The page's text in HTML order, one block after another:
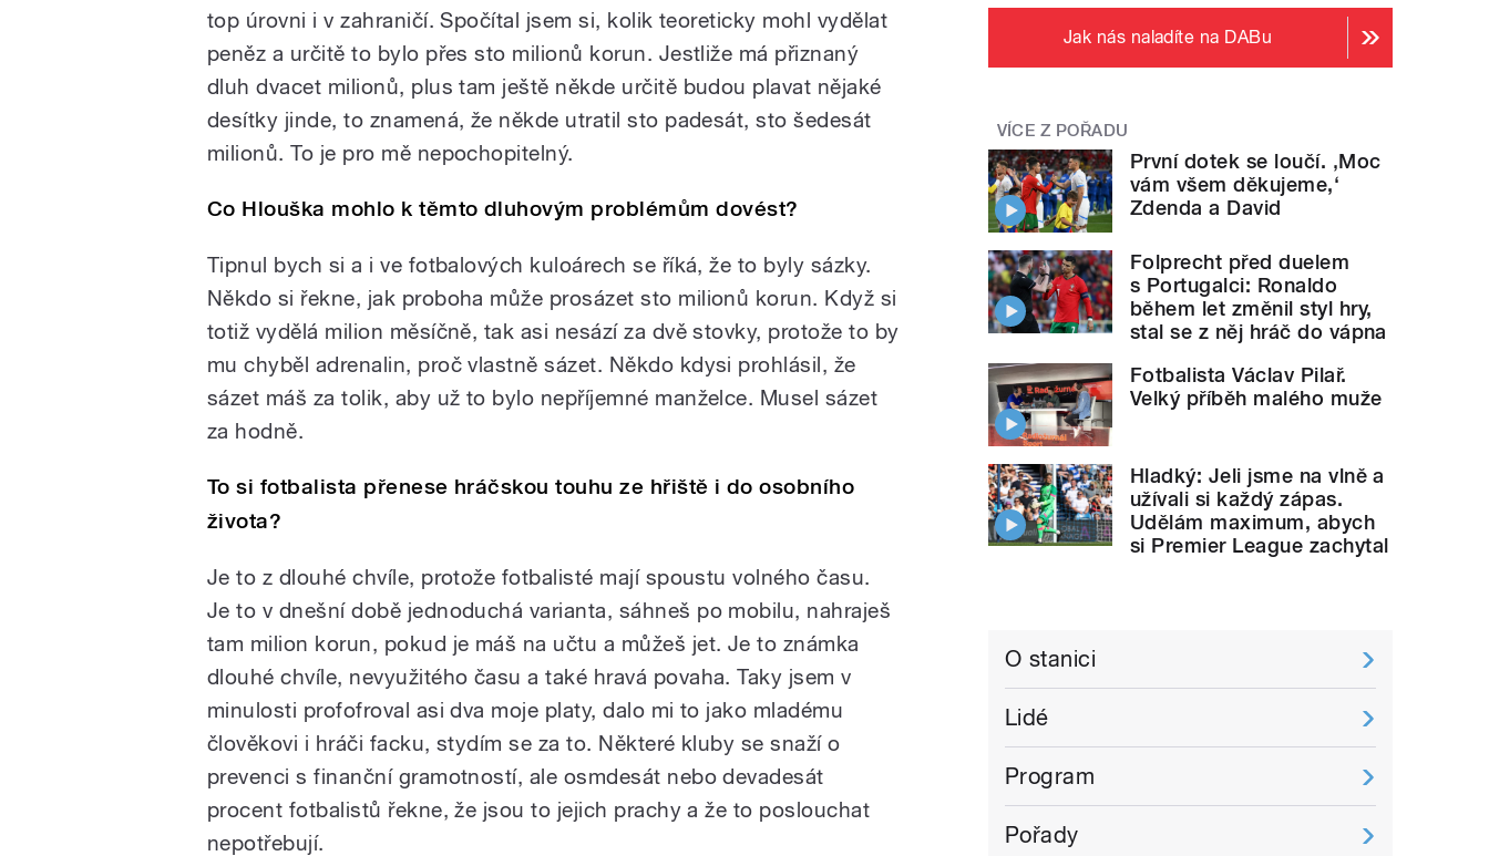
top úrovni i v zahraničí. Spočítal jsem si, kolik teoreticky mohl vydělat
peněz a určitě to bylo přes sto milionů korun. Jestliže má přiznaný
dluh dvacet milionů, plus tam ještě někde určitě budou plavat nějaké
desítky jinde, to znamená, že někde utratil sto padesát, sto šedesát
milionů. To je pro mě nepochopitelný.
Co Hlouška mohlo k těmto dluhovým problémům dovést?
Tipnul bych si a i ve fotbalových kuloárech se říká, že to byly sázky.
Někdo si řekne, jak proboha může prosázet sto milionů korun. Když si
totiž vydělá milion měsíčně, tak asi nesází za dvě stovky, protože to by
mu chyběl adrenalin, proč vlastně sázet. Někdo kdysi prohlásil, že
sázet máš za tolik, aby už to bylo nepříjemné manželce. Musel sázet
za hodně.
To si fotbalista přenese hráčskou touhu ze hřiště i do osobního
života?
Je to z dlouhé chvíle, protože fotbalisté mají spoustu volného času.
Je to v dnešní době jednoduchá varianta, sáhneš po mobilu, nahraješ
tam milion korun, pokud je máš na učtu a můžeš jet. Je to známka
dlouhé chvíle, nevyužitého času a také hravá povaha. Taky jsem v
minulosti profofroval asi dva moje platy, dalo mi to jako mladému
člověkovi i hráči facku, stydím se za to. Některé kluby se snaží o
prevenci s finanční gramotností, ale osmdesát nebo devadesát
procent fotbalistů řekne, že jsou to jejich prachy a že to poslouchat
nepotřebují.
Jak nás naladíte na DABu
VÍCE Z POŘADU
První dotek se loučí. ‚Moc
vám všem děkujeme,‘
Zdenda a David
Folprecht před duelem
s Portugalci: Ronaldo
během let změnil styl hry,
stal se z něj hráč do vápna
Fotbalista Václav Pilař.
Velký příběh malého muže
Hladký: Jeli jsme na vlně a
užívali si každý zápas.
Udělám maximum, abych
si Premier League zachytal
O stanici
Lidé
Program
Pořady